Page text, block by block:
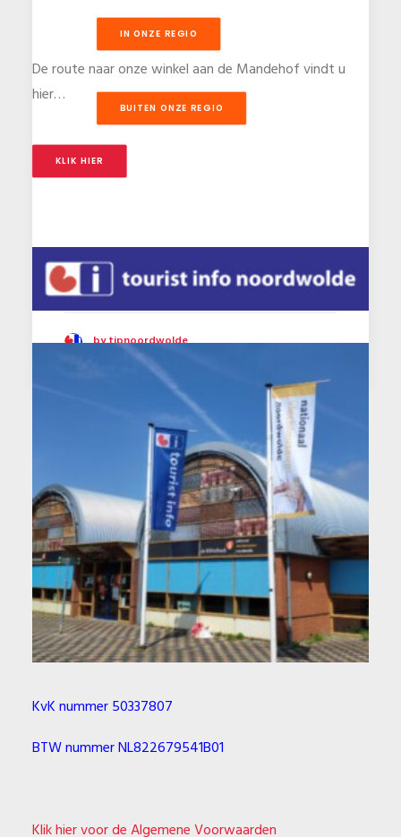
IN ONZE REGIO
BUITEN ONZE REGIO
by tipnoordwolde
De route naar onze winkel aan de Mandehof vindt u
hier…
KLIK HIER
KvK nummer 50337807
BTW nummer NL822679541B01
Klik hier voor de Algemene Voorwaarden